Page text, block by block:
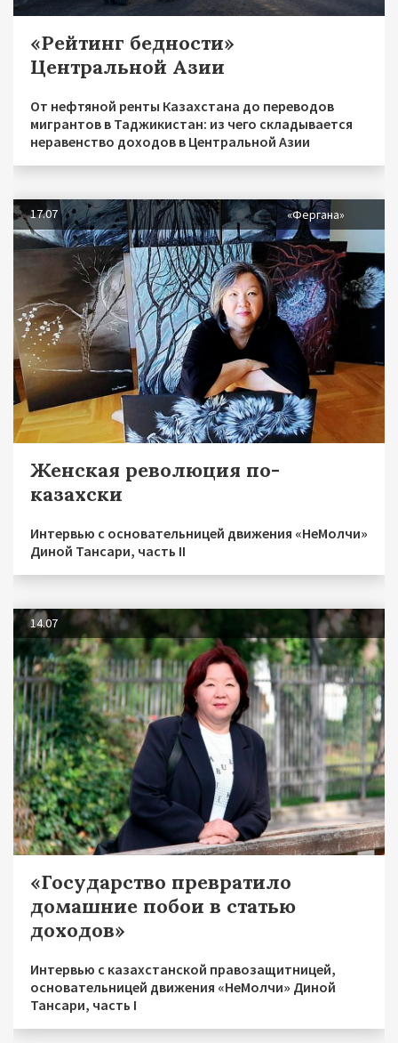
«Рейтинг бедности»
Центральной Азии
От нефтяной ренты Казахстана до переводов
мигрантов в Таджикистан: из чего складывается
неравенство доходов в Центральной Азии
17.07 «Фергана»
Женская революция по-
казахски
Интервью с основательницей движения «НеМолчи»
Диной Тансари, часть II
14.07
«Государство превратило
домашние побои в статью
доходов»
Интервью с казахстанской правозащитницей,
основательницей движения «НеМолчи» Диной
Тансари, часть I